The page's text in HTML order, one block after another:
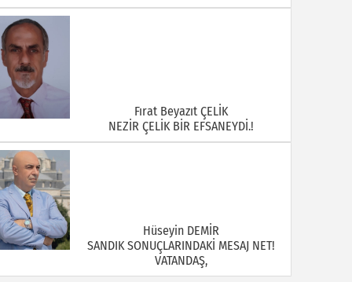
Fırat Beyazıt ÇELİK
NEZİR ÇELİK BİR EFSANEYDİ.!
Hüseyin DEMİR
SANDIK SONUÇLARINDAKİ MESAJ NET!
VATANDAŞ,